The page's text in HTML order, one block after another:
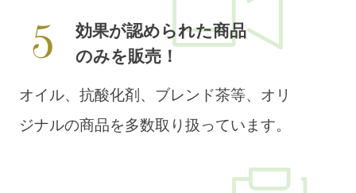
効果が認められた商品
のみを販売！
オイル、抗酸化剤、ブレンド茶等、オリ
ジナルの商品を多数取り扱っています。